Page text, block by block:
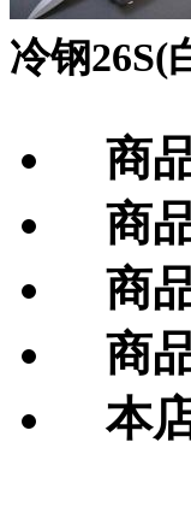
冷钢26S(
商
商
商
商
本